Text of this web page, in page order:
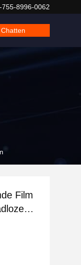
755-8996-0062
Chatten
Film